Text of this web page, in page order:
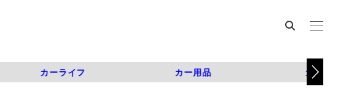
カーライフ カー用品 カスタム